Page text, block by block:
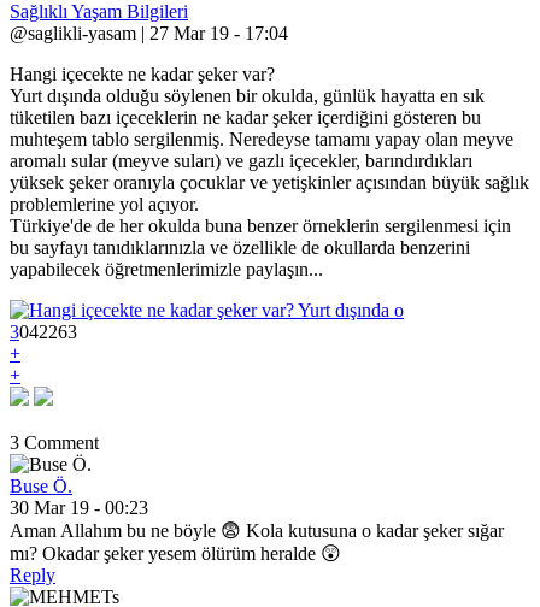
Sağlıklı Yaşam Bilgileri
@saglikli-yasam | 27 Mar 19 - 17:04
Hangi içecekte ne kadar şeker var?
Yurt dışında olduğu söylenen bir okulda, günlük hayatta en sık
tüketilen bazı içeceklerin ne kadar şeker içerdiğini gösteren bu
muhteşem tablo sergilenmiş. Neredeyse tamamı yapay olan meyve
aromalı sular (meyve suları) ve gazlı içecekler, barındırdıkları
yüksek şeker oranıyla çocuklar ve yetişkinler açısından büyük sağlık
problemlerine yol açıyor.
Türkiye'de de her okulda buna benzer örneklerin sergilenmesi için
bu sayfayı tanıdıklarınızla ve özellikle de okullarda benzerini
yapabilecek öğretmenlerimizle paylaşın...
3042263
+
+
3 Comment
Buse Ö.
30 Mar 19 - 00:23
Aman Allahım bu ne böyle 😨 Kola kutusuna o kadar şeker sığar
mı? Okadar şeker yesem ölürüm heralde 😲
Reply